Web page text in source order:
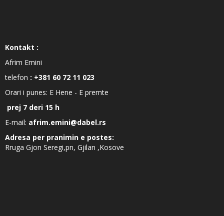
Kontakt :
Afrim Emini
telefon : +381 60 72 11 023
Orari i punes: E Hene - E premte
prej 7 deri 15 h
E-mail: afrim.emini@dabel.rs
Adresa per pranimin e postes:
Rruga Gjon Seregi,pn, Gjilan ,Kosove